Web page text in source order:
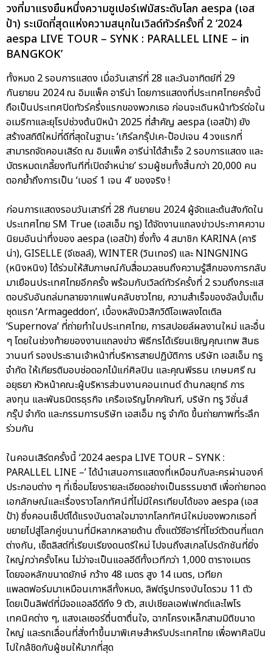
วงที่มาแรงยืนหนึ่งความซูเปอร์เฟมัสระดับโลก aespa (เอส
ป้า) ระเบิดที่สุดแห่งความสนุกในเวิลด์ทัวร์ครั้งที่ 2 ‘2024
aespa LIVE TOUR – SYNK : PARALLEL LINE – in
BANGKOK’
ทั้งหมด 2 รอบการแสดง เมื่อวันเสาร์ที่ 28 และวันอาทิตย์ที่ 29
กันยายน 2024 ณ อิมแพ็ค อารีน่า โดยการแสดงที่ประเทศไทยครั้งนี้
ถือเป็นประเทศปิดทัวร์ครึ่งแรกของพวกเธอ ก่อนจะเดินหน้าทัวร์ต่อใน
อเมริกาและยุโรปช่วงต้นปีหน้า 2025 ที่สำคัญ aespa (เอสป้า) ยัง
สร้างสถิติใหม่ที่ดีที่สุดในฐานะ ‘เกิร์ลกรุ๊ปเค-ป๊อปเจน 4 วงแรกที่
สามารถจัดคอนเสิร์ต ณ อิมแพ็ค อารีน่าได้สำเร็จ 2 รอบการแสดง และ
บัตรหมดเกลี้ยงทันทีที่เปิดจำหน่าย’ รวมผู้ชมทั้งสิ้นกว่า 20,000 คน
ตอกย้ำถึงการเป็น ‘เบอร์ 1 เจน 4’ ของจริง !
ก่อนการแสดงรอบวันเสาร์ที่ 28 กันยายน 2024 ผู้จัดและต้นสังกัดใน
ประเทศไทย SM True (เอสเอ็ม ทรู) ได้จัดงานแถลงข่าวประกาศความ
นิยมอันน่าทึ่งของ aespa (เอสป้า) ซึ่งทั้ง 4 สมาชิก KARINA (คาริ
น่า), GISELLE (จีเซลล์), WINTER (วินเทอร์) และ NINGNING
(หนิงหนิง) ได้ร่วมให้สัมภาษณ์กับสื่อมวลชนถึงความรู้สึกของการกลับ
มาเยือนประเทศไทยอีกครั้ง พร้อมกับเวิลด์ทัวร์ครั้งที่ 2 รวมถึงกระแส
ตอบรับอันถล่มทลายจากแฟนคลับชาวไทย, ความสำเร็จของอัลบั้มเต็ม
ชุดแรก ‘Armageddon’, เบื้องหลังมิวสิกวิดีโอเพลงไตเติล
‘Supernova’ ที่ถ่ายทำในประเทศไทย, การสปอยล์ผลงานใหม่ และอื่น
ๆ โดยในช่วงท้ายของงานแถลงข่าว พิธีกรได้เรียนเชิญคุณเทพ สินธ
วานนท์ รองประธานเจ้าหน้าที่บริหารสายปฏิบัติการ บริษัท เอสเอ็ม ทรู
จำกัด ให้เกียรติมอบช่อดอกไม้แก่ศิลปิน และคุณพีรธน เกษมศรี ณ
อยุธยา หัวหน้าคณะผู้บริหารส่วนงานคอนเทนต์ ด้านกลยุทธ์ การ
ลงทุน และพันธมิตรธุรกิจ เครือเจริญโภคภัณฑ์, บริษัท ทรู วิชั่นส์
กรุ๊ป จำกัด และกรรมการบริษัท เอสเอ็ม ทรู จำกัด ขึ้นถ่ายภาพที่ระลึก
ร่วมกัน
ในคอนเสิร์ตครั้งนี้ ‘2024 aespa LIVE TOUR – SYNK :
PARALLEL LINE –’ ได้นำเสนอการแสดงที่เหมือนกับละครผ่านองค์
ประกอบต่าง ๆ ที่เชื่อมโยงรายละเอียดอย่างเป็นธรรมชาติ เพื่อถ่ายทอด
เอกลักษณ์และเรื่องราวโลกทัศน์ที่ไม่มีใครเทียบได้ของ aespa (เอส
ป้า) ซึ่งคอนเซ็ปต์ได้แรงบันดาลใจมาจากโลกทัศน์ใหม่ของพวกเธอที่
ขยายไปสู่โลกคู่ขนานที่มีหลากหลายด้าน ตั้งแต่วีซีอาร์ที่โชว์ตัวตนที่แตก
ต่างกัน, เซ็ตลิสต์ที่เรียบเรียงดนตรีใหม่ ไปจนถึงสเกลโปรดักชันที่ยิ่ง
ใหญ่กว่าครั้งไหน ไม่ว่าจะเป็นแอลอีดีทั้งเวทีกว่า 1,000 ตารางเมตร
โดยจอหลักขนาดยักษ์ กว้าง 48 เมตร สูง 14 เมตร, เวทียก
แพลตฟอร์มมาเหมือนเกาหลีทั้งหมด, ลิฟต์รูปทรงบันไดรวม 11 ตัว
โดยเป็นลิฟต์ที่มีจอแอลอีดีถึง 9 ตัว, สเปเชียลเอฟเฟกต์และไพโร
เทคนิคต่าง ๆ, แสงเลเซอร์ตื่นตาตื่นใจ, ฉากโครงเหล็กสามมิติขนาด
ใหญ่ และรถเลื่อนที่สั่งทำขึ้นมาพิเศษสำหรับประเทศไทย เพื่อพาศิลปิน
ไปใกล้ชิดกับผู้ชมให้มากที่สุด